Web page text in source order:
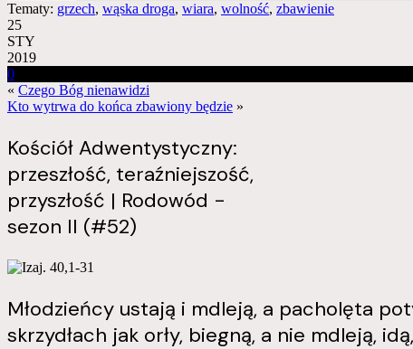
Tematy: grzech, wąska droga, wiara, wolność, zbawienie
25
STY
2019
0
« Czego Bóg nienawidzi
Kto wytrwa do końca zbawiony będzie »
Kościół Adwentystyczny:
przeszłość, teraźniejszość,
przyszłość | Rodowód -
sezon II (#52)
Młodzieńcy ustają i mdleją, a pacholęta
skrzydłach jak orły, biegną, a nie mdleją,